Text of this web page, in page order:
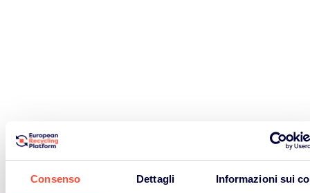
Consenso Dettagli Informazioni sui